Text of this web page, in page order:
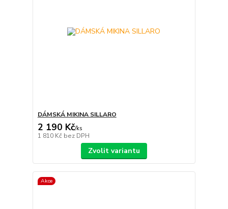
DÁMSKÁ MIKINA SILLARO
2 190 Kč/ks
1 810 Kč bez DPH
Zvolit variantu
Akce